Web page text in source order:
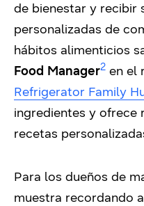
de bienestar y recibir
personalizadas de
hábitos alimenticios
Food Manager2 en el
Refrigerator Family
ingredientes y ofrece
recetas
Para los dueños de
muestra recordando